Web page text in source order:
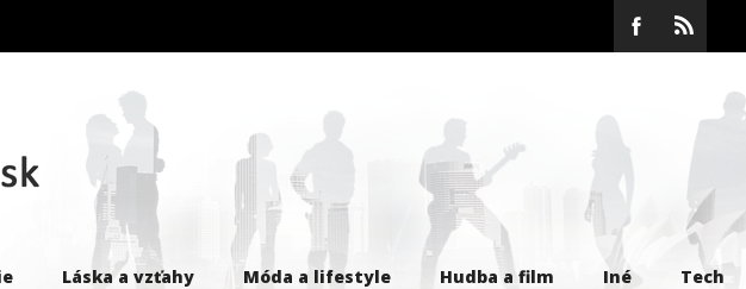
Láska a vzťahy Móda a lifestyle Hudba a film Iné Tech